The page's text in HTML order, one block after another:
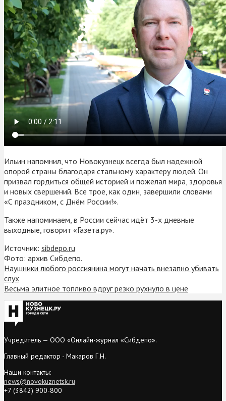
Ильин напомнил, что Новокузнецк всегда был надежной
опорой страны благодаря стальному характеру людей. Он
призвал гордиться общей историей и пожелал мира, здоровья
и новых свершений. Все трое, как один, завершили словами
«С праздником, с Днём России!».
Также напоминаем, в России сейчас идёт 3-х дневные
выходные, говорит «Газета.ру».
Источник: sibdepo.ru
Фото: архив Сибдепо.
Наушники любого россиянина могут начать внезапно убивать
слух
Весьма элитное топливо вдруг резко рухнуло в цене
Учредитель — ООО «Онлайн-журнал «Сибдепо».
Главный редактор - Макаров Г.Н.
Наши контакты:
news@novokuznetsk.ru
+7 (3842) 900-800